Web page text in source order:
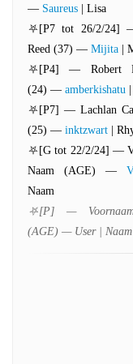
— Saureus | Lisa
⛧[P7 tot 26/2/24]
Reed (37) — Mijita |
⛧[P4] — Robert
(24) — amberkishatu
⛧[P7] — Lachlan
(25) — inktzwart |
⛧[G tot 22/2/24] —
Naam (AGE) —
Naam
⛧[P] —
(AGE) — User | Naam